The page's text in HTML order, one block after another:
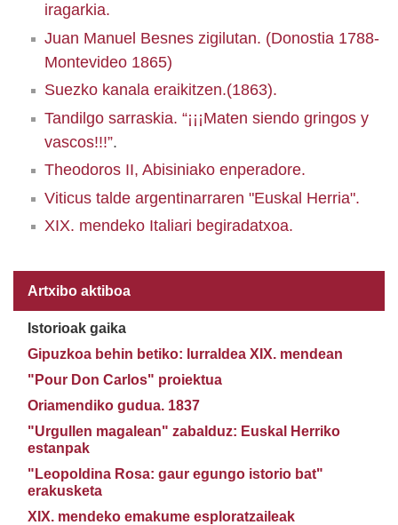
iragarkia.
Juan Manuel Besnes zigilutan. (Donostia 1788-
Montevideo 1865)
Suezko kanala eraikitzen.(1863).
Tandilgo sarraskia. “¡¡¡Maten siendo gringos y
vascos!!!”.
Theodoros II, Abisiniako enperadore.
Viticus talde argentinarraren "Euskal Herria".
XIX. mendeko Italiari begiradatxoa.
Artxibo aktiboa
Istorioak gaika
Gipuzkoa behin betiko: lurraldea XIX. mendean
"Pour Don Carlos" proiektua
Oriamendiko gudua. 1837
"Urgullen magalean" zabalduz: Euskal Herriko
estanpak
"Leopoldina Rosa: gaur egungo istorio bat"
erakusketa
XIX. mendeko emakume esploratzaileak